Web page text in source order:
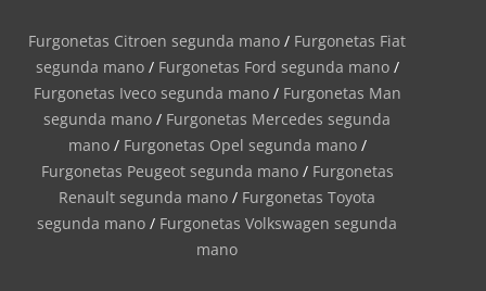
Furgonetas Citroen segunda mano / Furgonetas Fiat
segunda mano/ Furgonetas Ford segunda mano/
Furgonetas Iveco segunda mano/ Furgonetas Man
segunda mano / Furgonetas Mercedes segunda
mano/ Furgonetas Opel segunda mano/
Furgonetas Peugeot segunda mano/ Furgonetas
Renault segunda mano / Furgonetas Toyota
segunda mano / Furgonetas Volkswagen segunda
mano